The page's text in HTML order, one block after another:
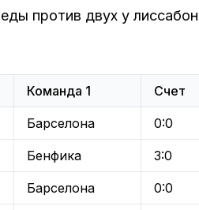
против двух у
Команда 1 Счет
Барселона 0:0
Бенфика 3:0
Барселона 0:0